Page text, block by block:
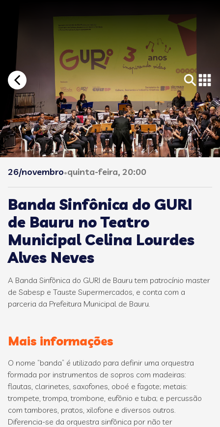
26/novembro•quinta-feira, 20:00
Banda Sinfônica do GURI
de Bauru no Teatro
Municipal Celina Lourdes
Alves Neves
A Banda Sinfônica do GURI de Bauru tem patrocínio master
de Sabesp e Tauste Supermercados, e conta com a
parceria da Prefeitura Municipal de Bauru.
Mais informações
O nome “banda” é utilizado para definir uma orquestra
formada por instrumentos de sopros com madeiras:
flautas, clarinetes, saxofones, oboé e fagote; metais:
trompete, trompa, trombone, eufônio e tuba; e percussão
com tambores, pratos, xilofone e diversos outros.
Diferencia-se da orquestra sinfônica por não ter